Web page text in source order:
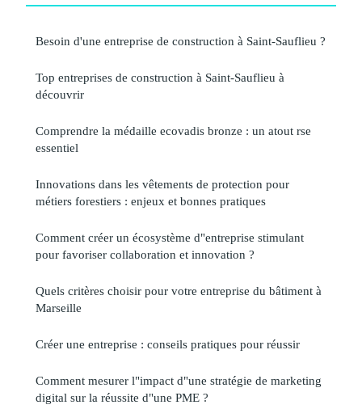
Besoin d'une entreprise de construction à Saint-Sauflieu ?
Top entreprises de construction à Saint-Sauflieu à
découvrir
Comprendre la médaille ecovadis bronze : un atout rse
essentiel
Innovations dans les vêtements de protection pour
métiers forestiers : enjeux et bonnes pratiques
Comment créer un écosystème d"entreprise stimulant
pour favoriser collaboration et innovation ?
Quels critères choisir pour votre entreprise du bâtiment à
Marseille
Créer une entreprise : conseils pratiques pour réussir
Comment mesurer l"impact d"une stratégie de marketing
digital sur la réussite d"une PME ?